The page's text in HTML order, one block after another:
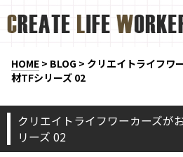
HOME > BLOG > クリエイトライフワ
材TFシリーズ 02
クリエイトライフワーカーズが
リーズ 02